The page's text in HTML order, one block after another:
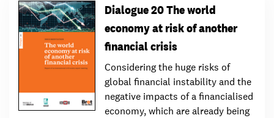
Dialogue 20 The world
economy at risk of another
financial crisis
Considering the huge risks of
global financial instability and the
negative impacts of a financialised
economy, which are already being